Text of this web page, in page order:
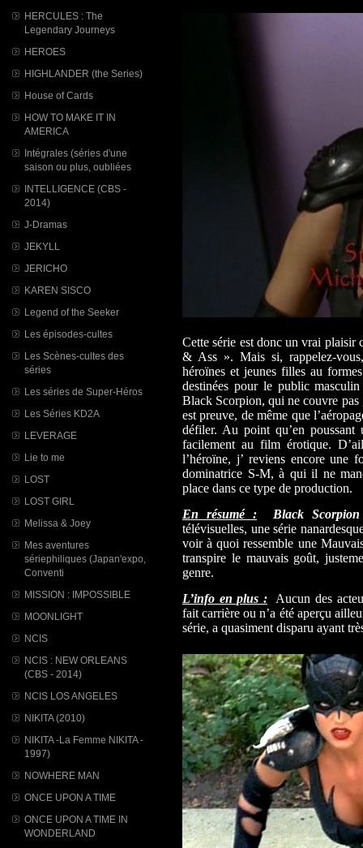
HERCULES : The
Legendary Journeys
HEROES
HIGHLANDER (the Series)
House of Cards
HOW TO MAKE IT IN
AMERICA
Intégrales (séries d'une
saison ou plus, oubliées
INTELLIGENCE (CBS -
2014)
J-Dramas
JEKYLL
JERICHO
KAREN SISCO
Legend of the Seeker
Les épisodes-cultes
Les Scènes-cultes des
séries
Les séries de Super-Héros
Les Séries KD2A
LEVERAGE
Lie to me
LOST
LOST GIRL
Melissa & Joey
Mes aventures
sériephiliques (Japan'expo,
Conventi
MISSION : IMPOSSIBLE
MOONLIGHT
NCIS
NCIS : NEW ORLEANS
(CBS - 2014)
NCIS LOS ANGELES
NIKITA (2010)
NIKITA -La Femme NIKITA -
1997)
NOWHERE MAN
ONCE UPON A TIME
ONCE UPON A TIME IN
WONDERLAND
Cette série est donc un vrai plaisir
& Ass ». Mais si, rappelez-
héroïnes et jeunes filles au
destinées pour le public
Black Scorpion, qui ne couvre pas
est preuve, de même que
défiler. Au point qu’en
facilement au film érotique.
l’héroïne, j’ reviens encore une
dominatrice S-M, à qui il ne
place dans ce type de production.
En résumé :
Black Scorpion
télévisuelles, une série
voir à quoi ressemble une
transpire le mauvais goût,
genre.
L’info en plus : Aucun des
fait carrière ou n’a été aperçu
série, a quasiment disparu ayant